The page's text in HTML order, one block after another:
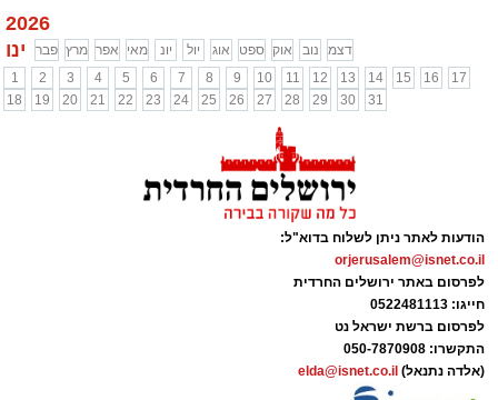
2026
ינו
פבר מרץ אפר מאי יונ יול אוג ספט אוק נוב
דצמ
1
2 3 4 5 6 7 8 9 10 11 12 13 14 15 16
17
18
19 20 21 22 23 24 25 26 27 28 29 30 31
הודעות לאתר ניתן לשלוח בדוא"ל:
orjerusalem@isnet.co.il
לפרסום באתר ירושלים החרדית
חייגו: 0522481113
לפרסום ברשת ישראל נט
התקשרו: 050-7870908
(אלדה נתנאל) elda@isnet.co.il